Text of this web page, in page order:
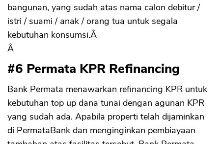
bangunan, yang sudah atas nama calon debitur /
istri / suami / anak / orang tua untuk segala
kebutuhan konsumsi.Â
Â
#6 Permata KPR Refinancing
Bank Permata menawarkan refinancing KPR untuk
kebutuhan top up dana tunai dengan agunan KPR
yang sudah ada. Apabila properti telah dijaminkan
di PermataBank dan menginginkan pembiayaan